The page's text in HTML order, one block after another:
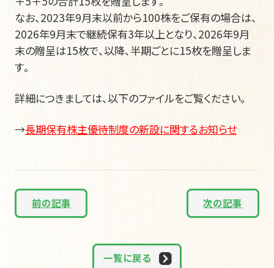
なお、2023年9月末以前から100株をご保有の場合は、
2026年9月末で継続保有3年以上となり、2026年9月
末の贈呈は15枚で、以降、半期ごとに15枚を贈呈しま
す。
詳細につきましては、以下のファイルをご覧ください。
→長期保有株主優待制度の新設に関するお知らせ
前の記事 次の記事
一覧に戻る